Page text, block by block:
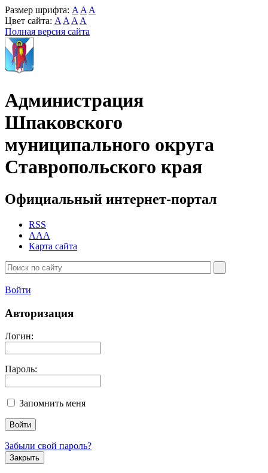
Размер шрифта: A A A
Цвет сайта: A A A A
Полная версия сайта
Администрация
Шпаковского
муниципального округа
Ставропольского края
Официальный интернет-портал
RSS
AAA
Карта сайта
Войти
Авторизация
Логин:
Пароль:
Запомнить меня
Забыли свой пароль?
Закрыть